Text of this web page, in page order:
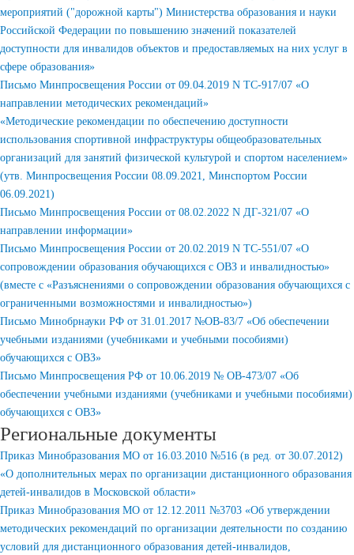
мероприятий ("дорожной карты") Министерства образования и науки
Российской Федерации по повышению значений показателей
доступности для инвалидов объектов и предоставляемых на них услуг в
сфере образования»
Письмо Минпросвещения России от 09.04.2019 N ТС-917/07 «О
направлении методических рекомендаций»
«Методические рекомендации по обеспечению доступности
использования спортивной инфраструктуры общеобразовательных
организаций для занятий физической культурой и спортом населением»
(утв. Минпросвещения России 08.09.2021, Минспортом России
06.09.2021)
Письмо Минпросвещения России от 08.02.2022 N ДГ-321/07 «О
направлении информации»
Письмо Минпросвещения России от 20.02.2019 N ТС-551/07 «О
сопровождении образования обучающихся с ОВЗ и инвалидностью»
(вместе с «Разъяснениями о сопровождении образования обучающихся с
ограниченными возможностями и инвалидностью»)
Письмо Минобрнауки РФ от 31.01.2017 №ОВ-83/7 «Об обеспечении
учебными изданиями (учебниками и учебными пособиями)
обучающихся с ОВЗ»
Письмо Минпросвещения РФ от 10.06.2019 № ОВ-473/07 «Об
обеспечении учебными изданиями (учебниками и учебными пособиями)
обучающихся с ОВЗ»
Региональные документы
Приказ Минобразования МО от 16.03.2010 №516 (в ред. от 30.07.2012)
«О дополнительных мерах по организации дистанционного образования
детей-инвалидов в Московской области»
Приказ Минобразования МО от 12.12.2011 №3703 «Об утверждении
методических рекомендаций по организации деятельности по созданию
условий для дистанционного образования детей-инвалидов,